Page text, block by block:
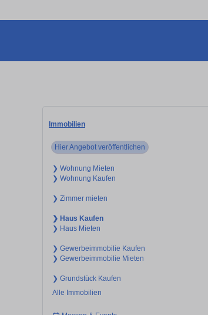
Immobilien
Hier Angebot veröffentlichen
❯ Wohnung Mieten
❯ Wohnung Kaufen
❯ Zimmer mieten
❯ Haus Kaufen
❯ Haus Mieten
❯ Gewerbeimmobilie Kaufen
❯ Gewerbeimmobilie Mieten
❯ Grundstück Kaufen
Alle Immobilien